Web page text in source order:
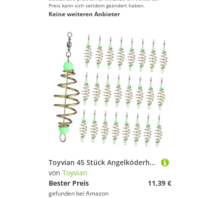
Preis kann sich seitdem geändert haben.
Keine weiteren Anbieter
Toyvian 45 Stück Angelköderhalter Form Metallfalle mit Leuchtperlen Spring Köderkorb für Karpfen und Grobfischangeln Langlebig Effiziente Köderfreisetzung
von Toyvian
Bester Preis
11,39 €
gefunden bei Amazon